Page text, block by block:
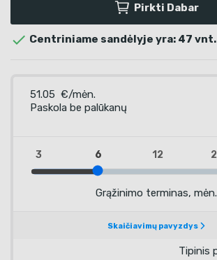
Pirkti Dabar
 Centriniame sandėlyje yra: 47 vnt.